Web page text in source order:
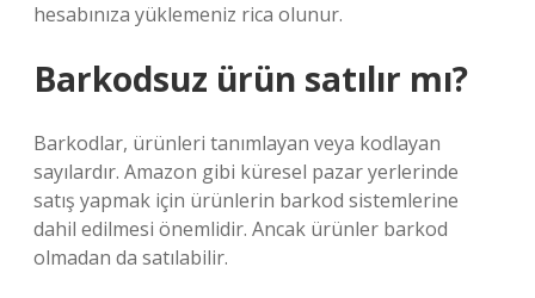
hesabınıza yüklemeniz rica olunur.
Barkodsuz ürün satılır mı?
Barkodlar, ürünleri tanımlayan veya kodlayan
sayılardır. Amazon gibi küresel pazar yerlerinde
satış yapmak için ürünlerin barkod sistemlerine
dahil edilmesi önemlidir. Ancak ürünler barkod
olmadan da satılabilir.